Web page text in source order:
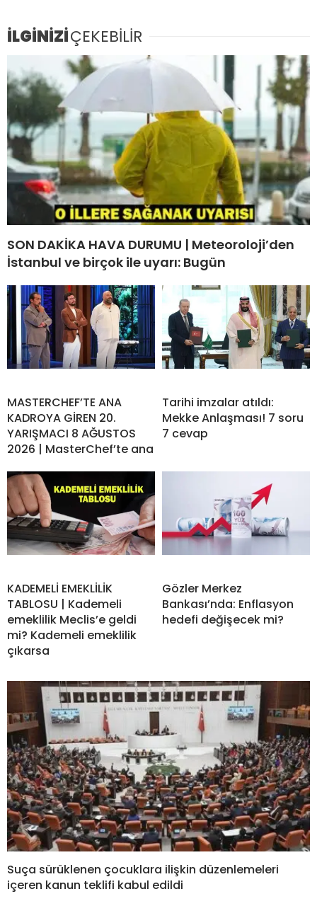
İLGİNİZİÇEKEBİLİR
SON DAKİKA HAVA DURUMU | Meteoroloji’den
İstanbul ve birçok ile uyarı: Bugün
MASTERCHEF’TE ANA
KADROYA GİREN 20.
YARIŞMACI 8 AĞUSTOS
2026 | MasterChef’te ana
Tarihi imzalar atıldı:
Mekke Anlaşması! 7 soru
7 cevap
KADEMELİ EMEKLİLİK
TABLOSU | Kademeli
emeklilik Meclis’e geldi
mi? Kademeli emeklilik
çıkarsa
Gözler Merkez
Bankası’nda: Enflasyon
hedefi değişecek mi?
Suça sürüklenen çocuklara ilişkin düzenlemeleri
içeren kanun teklifi kabul edildi